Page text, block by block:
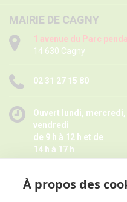
MAIRIE DE CAGNY
1 avenue du Parc
14 630 Cagny
02 31 27 15 80
Ouvert lundi, mercredi,
vendredi
de 9 h à 12 h et de
14 h à 17 h
Mardi
Jeudi de 14 h à 17 h -
À propos des